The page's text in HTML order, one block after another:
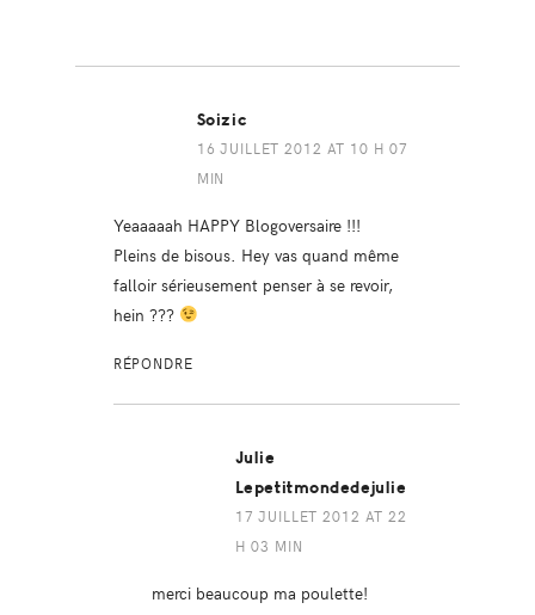
Soizic
16 JUILLET 2012 AT 10 H 07
MIN
Yeaaaaah HAPPY Blogoversaire !!!
Pleins de bisous. Hey vas quand même
falloir sérieusement penser à se revoir,
hein ???
RÉPONDRE
Julie
Lepetitmondedejulie
17 JUILLET 2012 AT 22
H 03 MIN
merci beaucoup ma poulette!